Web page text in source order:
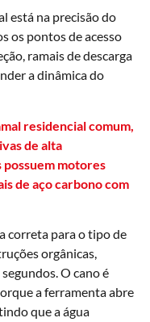
está na precisão do
os pontos de acesso
ramais de descarga
a dinâmica do
residencial comum,
de alta
possuem motores
de aço carbono com
correta para o tipo de
orgânicas,
O cano é
a ferramenta abre
que a água